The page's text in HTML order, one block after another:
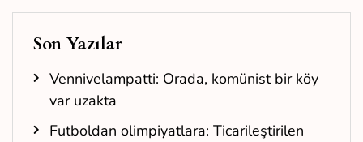
Son Yazılar
Vennivelampatti: Orada, komünist bir köy
var uzakta
Futboldan olimpiyatlara: Ticarileştirilen